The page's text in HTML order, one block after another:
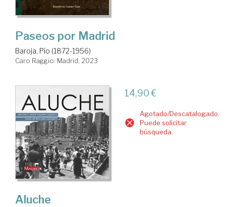
Paseos por Madrid
Baroja, Pío (1872-1956)
Caro Raggio. Madrid, 2023
14,90 €
Agotado/Descatalogado.
Puede solicitar
búsqueda.
Aluche